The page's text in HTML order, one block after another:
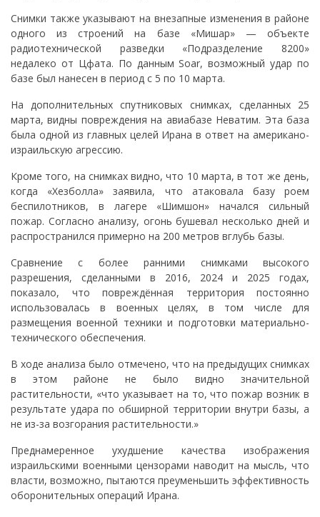
Снимки также указывают на внезапные изменения в районе
одного из строений на базе «Мишар» — объекте
радиотехнической разведки «Подразделение 8200»
недалеко от Цфата. По данным Soar, возможный удар по
базе был нанесен в период с 5 по 10 марта.
На дополнительных спутниковых снимках, сделанных 25
марта, видны повреждения на авиабазе Неватим. Эта база
была одной из главных целей Ирана в ответ на американо-
израильскую агрессию.
Кроме того, на снимках видно, что 10 марта, в тот же день,
когда «Хезболла» заявила, что атаковала базу роем
беспилотников, в лагере «Шимшон» начался сильный
пожар. Согласно анализу, огонь бушевал несколько дней и
распространился примерно на 200 метров вглубь базы.
Сравнение с более ранними снимками высокого
разрешения, сделанными в 2016, 2024 и 2025 годах,
показало, что повреждённая территория постоянно
использовалась в военных целях, в том числе для
размещения военной техники и подготовки материально-
технического обеспечения.
В ходе анализа было отмечено, что на предыдущих снимках
в этом районе не было видно значительной
растительности, «что указывает на то, что пожар возник в
результате удара по обширной территории внутри базы, а
не из-за возгорания растительности.»
Преднамеренное ухудшение качества изображения
израильскими военными цензорами наводит на мысль, что
власти, возможно, пытаются преуменьшить эффективность
оборонительных операций Ирана.